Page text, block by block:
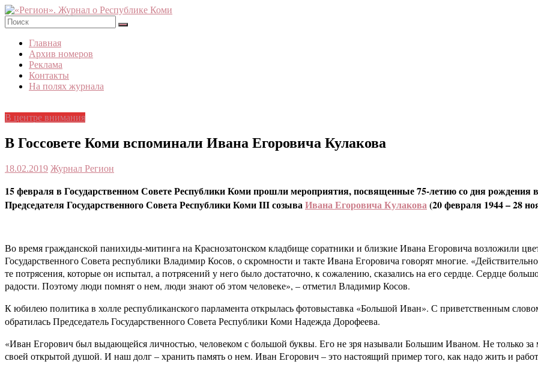
Skip
to
content
«Регион».
Журнал
Республике
Коми
Главная
Архив номеров
Реклама
Контакты
На полях журнала
В центре внимания
В Госсовете Коми вспоминали Ивана Егоровича Кулакова
18.02.2019 Журнал Регион
15 февраля в Государственном Совете Республики Коми прошли мероприятия, посвященные 75-летию со дня рождения
Председателя Государственного Совета Республики КомиIIIсозываИвана Егоровича Кулакова(20 февраля 1944 – 28
Во время гражданской панихиды-митинга на Краснозатонском кладбище соратники и близкие Ивана Егоровича возложили
Государственного Совета республики Владимир Косов, о скромности и такте Ивана Егоровича говорят многие.
те потрясения, которые он испытал, а потрясений у него было достаточно, к сожалению, сказались на его сердце. Сердце
радости. Поэтому люди помнят о нем, люди знают об этом человеке», – отметил Владимир Косов.
К юбилею политика в холле республиканского парламента открылась фотовыставка «Большой Иван». С приветственным
обратилась Председатель Государственного Совета Республики Коми Надежда Дорофеева.
«Иван Егорович был выдающейся личностью, человеком с большой буквы. Его не зря называли Большим Иваном. Не только
своей открытой душой. И наш долг – хранить память о нем. Иван Егорович – это настоящий пример того, как надо жить и